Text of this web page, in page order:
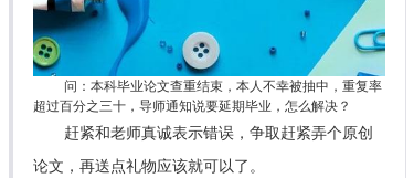
博士论文
问：本科毕业论文查重结束，本人不幸被抽中，重复率
超过百分之三十，导师通知说要延期毕业，怎么解决？
赶紧和老师真诚表示错误，争取赶紧弄个原创
论文，再送点礼物应该就可以了。